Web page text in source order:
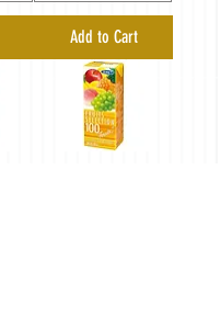
Add to Cart